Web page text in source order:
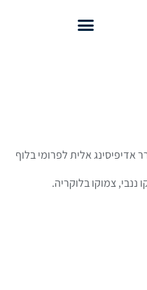
אדיפיסינג אלית לפרומי בלוף
צמוקו בלוקריה.